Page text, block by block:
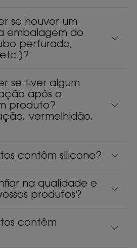
se houver um
embalagem do
perfurado,
se tiver algum
após a
produto?
vermelhidão,
contêm silicone?
na qualidade e
produtos?
contêm